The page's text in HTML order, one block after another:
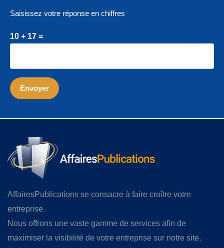
Saisissez votre réponse en chiffres
10 + 17 =
AffairesPublications se consacre à faire croître votre
entreprise.
Nous offrons une vaste gamme de services afin de
maximiser la visibilité de votre entreprise sur notre site,